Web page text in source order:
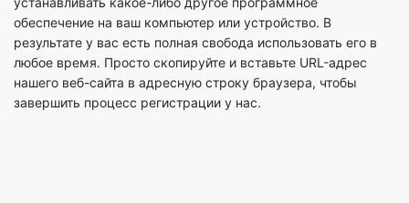
нашего веб-сайта в адресную строку браузера, чтобы
завершить процесс регистрации у нас.